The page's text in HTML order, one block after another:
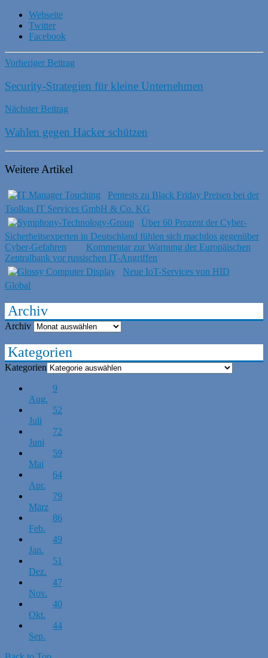
Webseite
Twitter
Facebook
Vorheriger Beitrag
Security-Strategien für kleine Unternehmen
Nächster Beitrag
Wahlen gegen Hacker schützen
Weitere Artikel
Pentests zu Black Friday Preisen bei der
Tsolkas IT Services GmbH & Co. KG
Über 60 Prozent der Cyber-
Sicherheitsexperten in Deutschland fühlen sich machtlos gegenüber
Cyber-Gefahren
Kommentar zur Warnung der Europäischen
Zentralbank vor russischen IT-Angriffen
Neue IoT-Services von HID
Global
Archiv
Archiv
Kategorien
Kategorien
9
Aug.
52
Juli
72
Juni
59
Mai
64
Apr.
79
März
86
Feb.
49
Jan.
51
Dez.
47
Nov.
40
Okt.
44
Sep.